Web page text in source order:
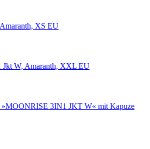
XS EU
Jkt W, Amaranth, XXL EU
»MOONRISE 3IN1 JKT W« mit Kapuze